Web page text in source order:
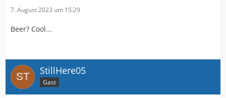
7. August 2023 um 15:29
Beer? Cool...
StillHere05
Gast